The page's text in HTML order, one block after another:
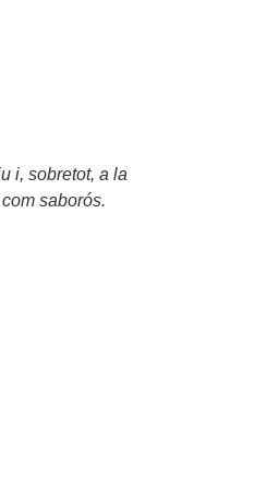
i, sobretot, a la
saborós.